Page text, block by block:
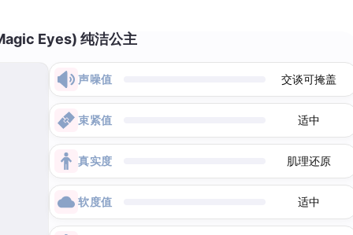
Eyes) 纯洁公主
声噪值 交谈可掩盖
束紧值 适中
真实度 肌理还原
软度值 适中